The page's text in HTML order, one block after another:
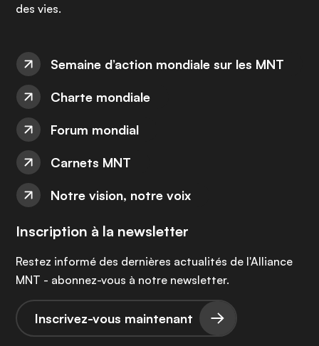
des vies.
Semaine d’action mondiale sur les MNT
Charte mondiale
Forum mondial
Carnets MNT
Notre vision, notre voix
Inscription à la newsletter
Restez informé des dernières actualités de l'Alliance
MNT - abonnez-vous à notre newsletter.
Inscrivez-vous maintenant